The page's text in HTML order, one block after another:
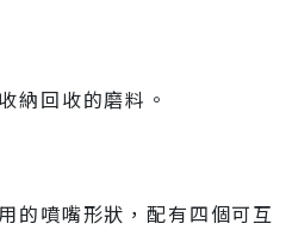
納回收的磨料。
的噴嘴形狀，配有四個可互